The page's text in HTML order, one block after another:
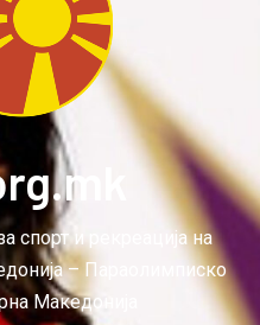
спорт и рекреација на
– Параолимписко
Македонија